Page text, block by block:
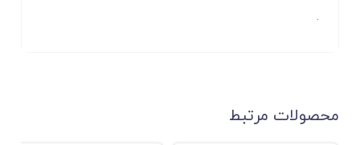
.
محصولات مرتبط